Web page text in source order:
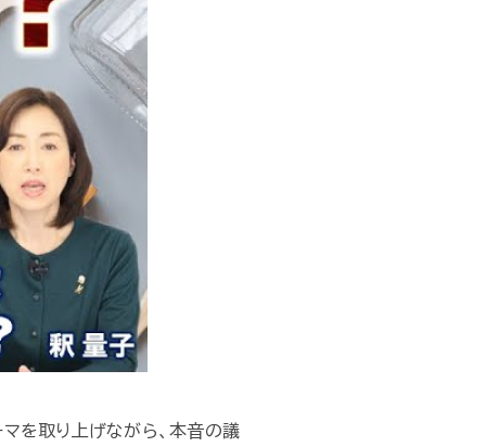
を取り上げながら、本音の議